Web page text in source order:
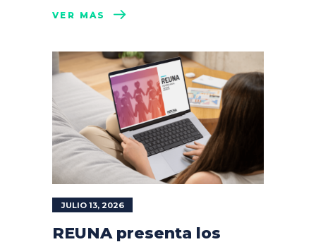
VER MÁS
JULIO 13, 2026
REUNA presenta los